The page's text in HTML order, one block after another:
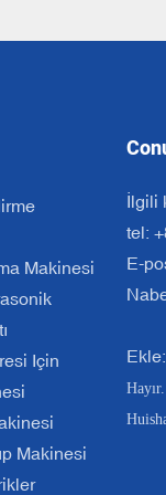
Makinesi
Için
Makinesi
İlgili
tel:
E-
Ekle: